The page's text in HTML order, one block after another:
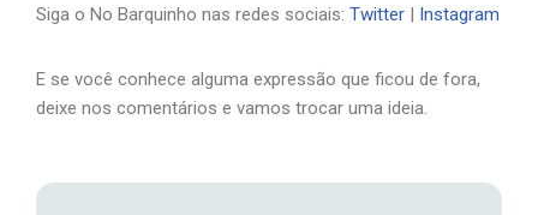
Siga o No Barquinho nas redes sociais: Twitter | Instagram
E se você conhece alguma expressão que ficou de fora,
deixe nos comentários e vamos trocar uma ideia.